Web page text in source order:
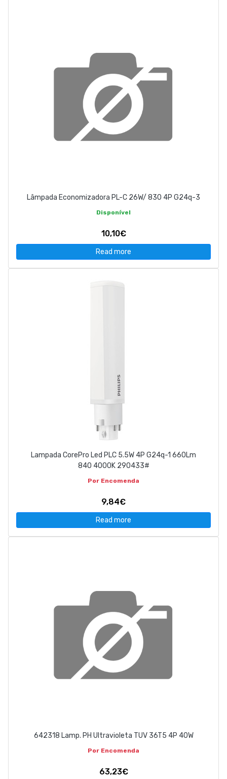
Lâmpada Economizadora PL-C 26W/ 830 4P G24q-3
Disponível
10,10€
Read more
Lampada CorePro Led PLC 5.5W 4P G24q-1 660Lm
840 4000K 290433#
Por Encomenda
9,84€
Read more
642318 Lamp. PH Ultravioleta TUV 36T5 4P 40W
Por Encomenda
63,23€